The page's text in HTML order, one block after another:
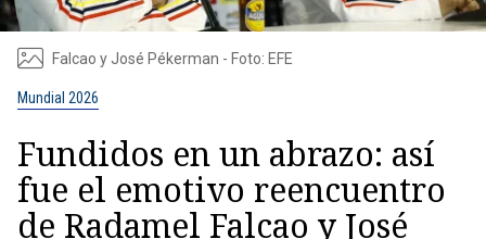
Falcao y José Pékerman - Foto: EFE
Mundial 2026
Fundidos en un abrazo: así
fue el emotivo reencuentro
de Radamel Falcao y José